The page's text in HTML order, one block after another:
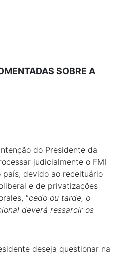
SOBRE A
do Presidente da
judicialmente o FMI
país, devido ao receituário
e de privatizações
“cedo ou tarde, o
deverá ressarcir os
deseja questionar na